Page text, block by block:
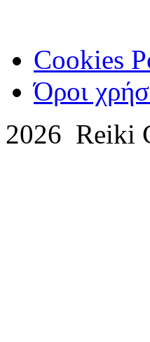
Cookies
Όροι
2026 Reiki